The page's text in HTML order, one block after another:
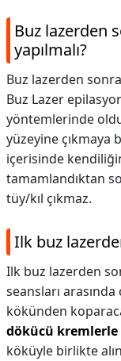
Buz lazerden
yapılmalı?
Buz lazerden
Buz Lazer
yöntemlerinde
yüzeyine çıkmaya
içerisinde
tamamlandıktan
tüy/kıl çıkmaz.
Ilk buz
Ilk buz lazerden
seansları arasında
kökünden
dökücü kremlerle
köküyle birlikte